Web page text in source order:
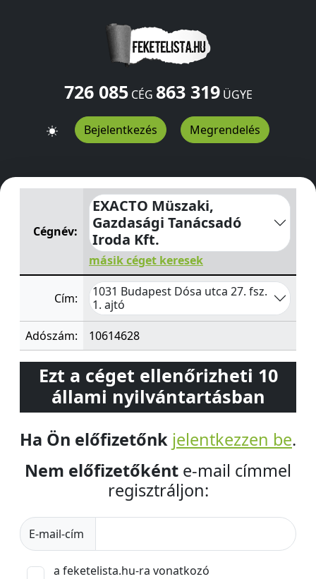
726 085CÉG 863 319ÜGYE
Bejelentkezés Megrendelés
EXACTO Müszaki, Gazdasági Tanácsadó Iroda Kft.Dósa
Cégnév:
EXACTO Müszaki,
Gazdasági Tanácsadó
Iroda Kft.
másik céget keresek
Cím:
1031 Budapest Dósa utca 27. fsz.
1. ajtó
Adószám:
10614628
Ezt a céget ellenőrizheti 10
állami nyilvántartásban
Ha Ön előfizetőnk jelentkezzen be.
Nem előfizetőként e-mail címmel
regisztráljon:
E-mail-cím
a feketelista.hu-ra vonatkozó